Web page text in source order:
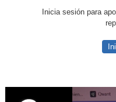
Inicia sesión para